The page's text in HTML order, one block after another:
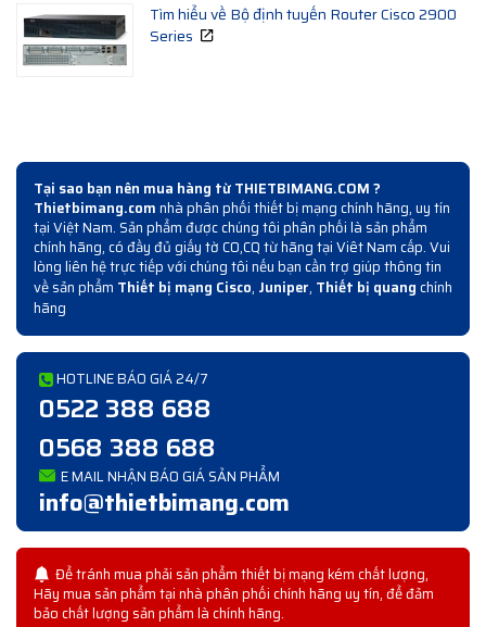
Tìm hiểu về Bộ định tuyến Router Cisco 2900
Series
Tại sao bạn nên mua hàng từ THIETBIMANG.COM ?
Thietbimang.comnhà phân phối thiết bị mạng chính hãng, uy tín
tại Việt Nam. Sản phẩm được chúng tôi phân phối là sản phẩm
chính hãng, có đầy đủ giấy tờ CO,CQ từ hãng tại Viêt Nam cấp. Vui
lòng liên hệ trực tiếp với chúng tôi nếu bạn cần trợ giúp thông tin
về sản phẩm Thiết bị mạng Cisco, Juniper, Thiết bị quangchính
hãng
HOTLINE BÁO GIÁ 24/7
0522 388 688
0568 388 688
E MAIL NHẬN BÁO GIÁ SẢN PHẨM
info@thietbimang.com
Để tránh mua phải sản phẩm thiết bị mạng kém chất lượng,
Hãy mua sản phẩm tại nhà phân phối chính hãng uy tín, để đảm
bảo chất lượng sản phẩm là chính hãng.